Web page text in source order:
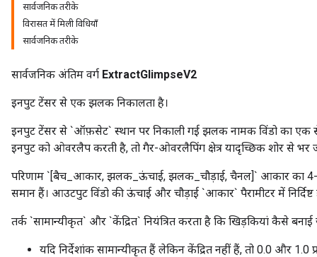
सार्वजनिक तरीके
विरासत में मिली विधियाँ
सार्वजनिक तरीके
सार्वजनिक अंतिम वर्ग ExtractGlimpseV2
इनपुट टेंसर से एक झलक निकालता है।
इनपुट टेंसर से `ऑफ़सेट` स्थान पर निकाली गई झलक नामक विंडो का एक
इनपुट को ओवरलैप करती है, तो गैर-ओवरलैपिंग क्षेत्र यादृच्छिक शोर से भर
परिणाम `[बैच_आकार, झलक_ऊंचाई, झलक_चौड़ाई, चैनल]` आकार का
समान हैं। आउटपुट विंडो की ऊंचाई और चौड़ाई `आकार` पैरामीटर में निर्दिष्ट
तर्क `सामान्यीकृत` और `केंद्रित` नियंत्रित करता है कि खिड़कियां कैसे बनाई
यदि निर्देशांक सामान्यीकृत हैं लेकिन केंद्रित नहीं हैं, तो 0.0 और